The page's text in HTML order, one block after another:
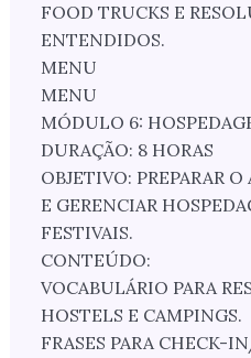
FOOD TRUCKS E
ENTENDIDOS.
MENU
MENU
MÓDULO 6:
DURAÇÃO: 8 HORAS
OBJETIVO: PREPARAR
E GERENCIAR
FESTIVAIS.
CONTEÚDO:
VOCABULÁRIO PARA
HOSTELS E CAMPINGS.
FRASES PARA CHECK-